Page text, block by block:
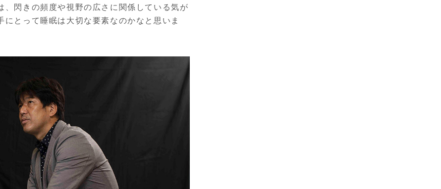
、閃きの頻度や視野の広さに関係している気が
とって睡眠は大切な要素なのかなと思いま